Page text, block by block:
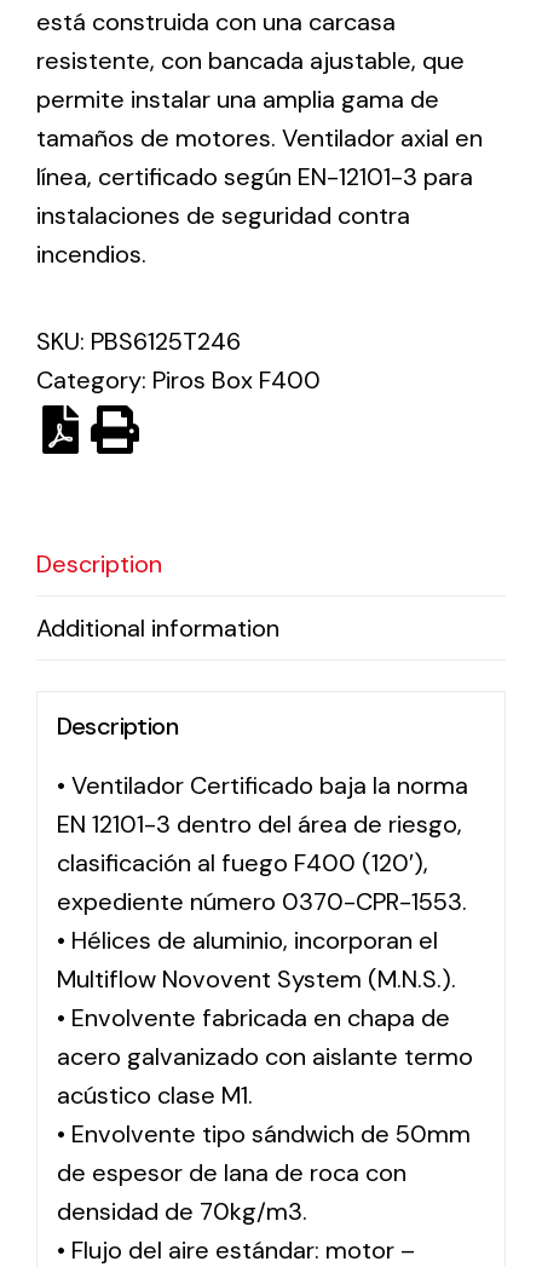
Iluminación Solar
Variedad de soluciones solares para todo tipo
de necesidades.
Solar lighting
Variety of solar solutions for all kinds of needs.
está construida con una carcasa
resistente, con bancada ajustable, que
permite instalar una amplia gama de
tamaños de motores. Ventilador axial en
línea, certificado según EN-12101-3 para
instalaciones de seguridad contra
incendios.
SKU: PBS6125T246
Category: Piros Box F400
Description
Additional information
Description
• Ventilador Certificado baja la norma
EN 12101-3 dentro del área de riesgo,
clasificación al fuego F400 (120′),
expediente número 0370-CPR-1553.
• Hélices de aluminio, incorporan el
Multiflow Novovent System (M.N.S.).
• Envolvente fabricada en chapa de
acero galvanizado con aislante termo
acústico clase M1.
• Envolvente tipo sándwich de 50mm
de espesor de lana de roca con
densidad de 70kg/m3.
• Flujo del aire estándar: motor –